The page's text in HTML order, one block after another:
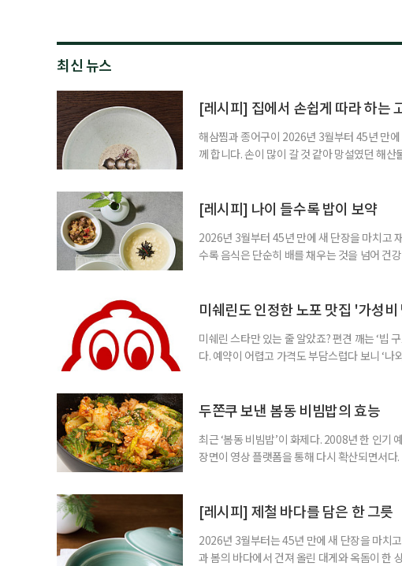
최신 뉴스
[레시피] 집에서 손쉽게 따라 하는
해삼찜과 종어구이 2026년 3월부터 45년 만
께 합니다. 손이 많이 갈 것 같아 망설였던 해
강식’으로 바뀌는 경험을 하게 된다. 쫄깃함 대
[레시피] 나이 들수록 밥이 보약
2026년 3월부터 45년 만에 새 단장을 마치고
수록 음식은 단순히 배를 채우는 것을 넘어 건
보리밥은 중장년 식탁에 특히 잘 어울리는 메
미쉐린도 인정한 노포 맛집 '가성
미쉐린 스타만 있는 줄 알았죠? 편견 깨는 ‘빕
다. 예약이 어렵고 가격도 부담스럽다 보니 ‘
린 가이드가 도입한 제도다. 비교적 합리적인
두쫀쿠 보낸 봄동 비빔밥의 효능
최근 ‘봄동 비빔밥’이 화제다. 2008년 한 인기
장면이 영상 플랫폼을 통해 다시 확산되면서
무쳐 밥에 비비면 된다. 고춧가루와 액젓, 다진
[레시피] 제철 바다를 담은 한 그릇
2026년 3월부터는 45년 만에 새 단장을 마치
과 봄의 바다에서 건져 올린 대게와 옥돔이 한